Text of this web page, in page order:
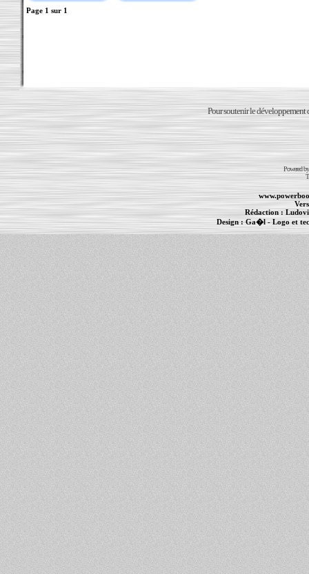
Page 1 sur 1
Pour soutenir le développement
Powered
Rédaction :
Design :Ga�l- Logo et
PowerBook- MacBook Pro